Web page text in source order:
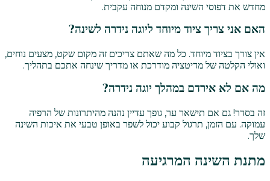
מחדש את דפוסי השינה ומקדם מנוחה עקבית.
האם אני צריך ציוד מיוחד ליוגה נידרה לשינה?
אין צורך בציוד מיוחד. כל מה שאתם צריכים זה מקום שקט, מצעים נוחים,
ואולי הקלטה של מדיטציה מודרכת או מדריך שינחה אתכם בתהליך.
מה אם לא אירדם במהלך יוגה נידרה?
זה בסדר! גם אם תישאר ער, גופך עדיין נהנה מהיתרונות של הרפיה
עמוקה. עם הזמן, תרגול קבוע יכול לשפר באופן טבעי את איכות השינה
שלך.
מתנת השינה המרגיעה